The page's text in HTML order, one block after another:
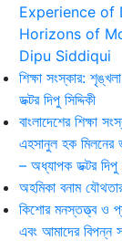
Experience of
Horizons of
Dipu Siddiqui
শিক্ষা সংস্কার:
ডক্টর দিপু সিদ্দিকী
বাংলাদেশের শিক্ষা
এহসানুল হক মিলনের
– অধ্যাপক ডক্টর দিপু
অহমিকা বনাম
কিশোর মনস্তত্ত্ব ও
এবং আমাদের বিপন্ন